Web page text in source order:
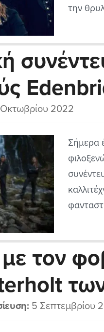
την
θυμίζει
2022
Σήμερα
σκηνή
τον
5 Σεπτεμβρίου